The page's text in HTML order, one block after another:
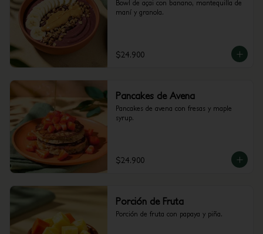
Bowl de açai con banano, mantequilla de
maní y granola.
$24.900
Pancakes de Avena
Pancakes de avena con fresas y maple
syrup.
$24.900
Porción de Fruta
Porción de fruta con papaya y piña.